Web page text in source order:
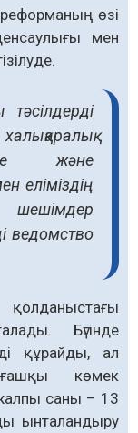
өзі
мен
тәсілдерді
және
еліміздің
ведомство
Бүгінде
құрайды, ал
көмек
саны – 13
ынталандыру